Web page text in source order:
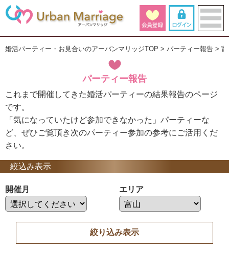
婚活パーティー・お見合いのアーバンマリッジTOP パーティー報告
パーティー報告
これまで開催してきた婚活パーティーの結果報告のページ
です。
「気になっていたけど参加できなかった」パーティーな
ど、ぜひご覧頂き次のパーティー参加の参考にご活用くだ
さい。
絞込み表示
開催月 エリア